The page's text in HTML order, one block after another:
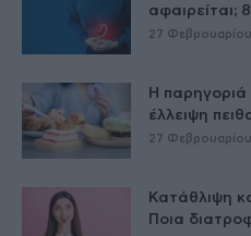
αφαιρείται;
27
Η παρηγοριά
έλλειψη
27
Κατάθλιψη
Ποια